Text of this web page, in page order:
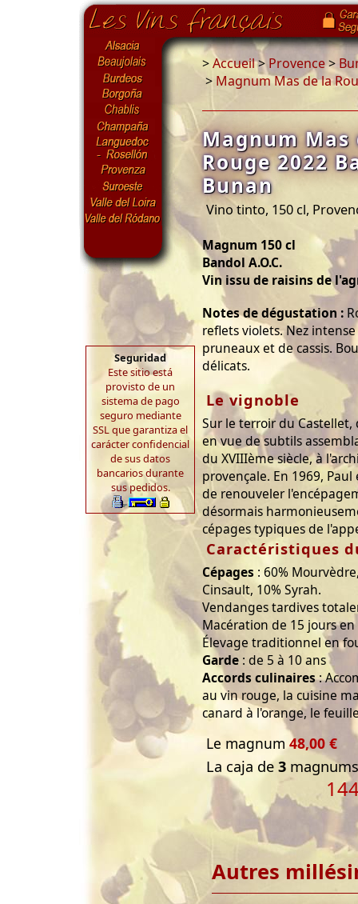
Seguridad
Este sitio está
provisto de un
sistema de pago
seguro mediante
SSL que garantiza el
carácter confidencial
de sus datos
bancarios durante
sus pedidos.
>Accueil>Provence>
> Magnum Mas de la
Magnum
Rouge 2022
Bunan
Vino tinto, 150 cl,
Magnum 150 cl
Bandol A.O.C.
Vin issu de raisins de
Notes de dégustation :
reflets violets. Nez
pruneaux et de cassis.
délicats.
Le vignoble
Sur le terroir du Castellet,
en vue de subtils
du XVIIIème siècle, à
provençale. En 1969,
de renouveler
désormais
cépages typiques de
Caractéristiques
Cépages : 60%
Cinsault, 10% Syrah.
Vendanges tardives
Macération de 15 jours
Élevage traditionnel en
Garde : de 5 à 10 ans
Accords culinaires:
au vin rouge, la cuisine
canard à l'orange, le
Le magnum 48,00 €
La caja de 3
Autres